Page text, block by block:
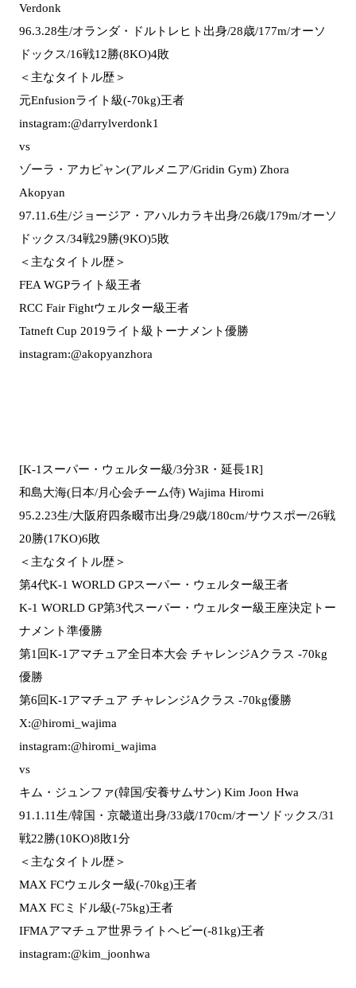
Verdonk
96.3.28生/オランダ・ドルトレヒト出身/28歳/177m/オーソ
ドックス/16戦12勝(8KO)4敗
＜主なタイトル歴＞
元Enfusionライト級(-70kg)王者
instagram:@darrylverdonk1
vs
ゾーラ・アカピャン(アルメニア/Gridin Gym) Zhora
Akopyan
97.11.6生/ジョージア・アハルカラキ出身/26歳/179m/オーソ
ドックス/34戦29勝(9KO)5敗
＜主なタイトル歴＞
FEA WGPライト級王者
RCC Fair Fightウェルター級王者
Tatneft Cup 2019ライト級トーナメント優勝
instagram:@akopyanzhora
[K-1スーパー・ウェルター級/3分3R・延長1R]
和島大海(日本/月心会チーム侍) Wajima Hiromi
95.2.23生/大阪府四条畷市出身/29歳/180cm/サウスポー/26戦
20勝(17KO)6敗
＜主なタイトル歴＞
第4代K-1 WORLD GPスーパー・ウェルター級王者
K-1 WORLD GP第3代スーパー・ウェルター級王座決定トー
ナメント準優勝
第1回K-1アマチュア全日本大会 チャレンジAクラス -70kg
優勝
第6回K-1アマチュア チャレンジAクラス -70kg優勝
X:@hiromi_wajima
instagram:@hiromi_wajima
vs
キム・ジュンファ(韓国/安養サムサン) Kim Joon Hwa
91.1.11生/韓国・京畿道出身/33歳/170cm/オーソドックス/31
戦22勝(10KO)8敗1分
＜主なタイトル歴＞
MAX FCウェルター級(-70kg)王者
MAX FCミドル級(-75kg)王者
IFMAアマチュア世界ライトヘビー(-81kg)王者
instagram:@kim_joonhwa